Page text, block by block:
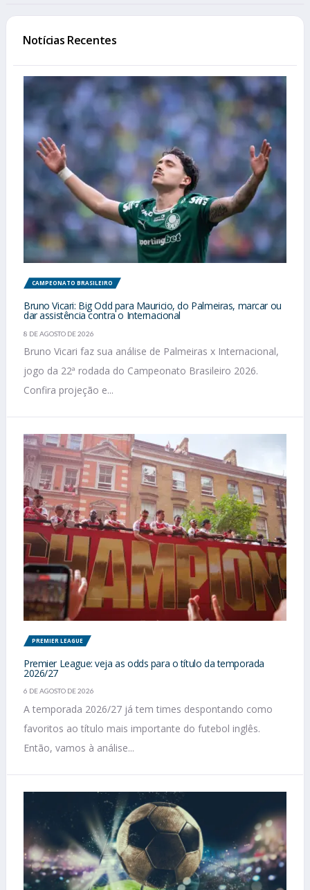
Notícias Recentes
CAMPEONATO BRASILEIRO
Bruno Vicari: Big Odd para Mauricio, do Palmeiras, marcar ou
dar assistência contra o Internacional
8 DE AGOSTO DE 2026
Bruno Vicari faz sua análise de Palmeiras x Internacional,
jogo da 22ª rodada do Campeonato Brasileiro 2026.
Confira projeção e...
PREMIER LEAGUE
Premier League: veja as odds para o título da temporada
2026/27
6 DE AGOSTO DE 2026
A temporada 2026/27 já tem times despontando como
favoritos ao título mais importante do futebol inglês.
Então, vamos à análise...